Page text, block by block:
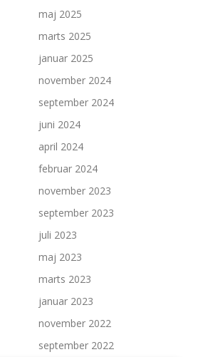
maj 2025
marts 2025
januar 2025
november 2024
september 2024
juni 2024
april 2024
februar 2024
november 2023
september 2023
juli 2023
maj 2023
marts 2023
januar 2023
november 2022
september 2022